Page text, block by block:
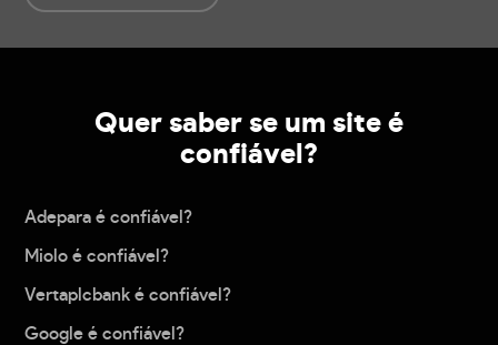
Quer saber se um site é
confiável?
Adepara é confiável?
Miolo é confiável?
Vertaplcbank é confiável?
Google é confiável?